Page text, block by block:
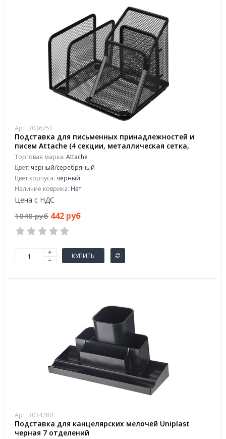
Арт. 3036751
Подставка для письменных принадлежностей и
писем Attache (4 секции, металлическая сетка,
145х130х128 мм, черная)
Торговая марка: Attache
Цвет: черный/серебряный
Цвет корпуса: черный
Наличие коврика: Нет
Цена с НДС
1040 руб 442 руб
КУПИТЬ
Арт. 3034280
Подставка для канцелярских мелочей Uniplast
черная 7 отделений